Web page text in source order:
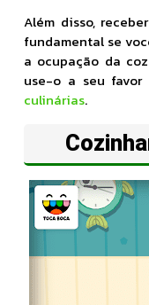
Além disso,
fundamental se
a ocupação da
use-o a seu favor
culinárias.